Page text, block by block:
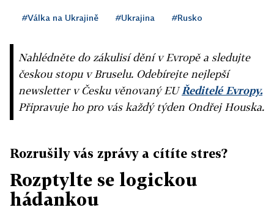
#Válka na Ukrajině #Ukrajina #Rusko
Nahlédněte do zákulisí dění v Evropě a sledujte
českou stopu v Bruselu. Odebírejte nejlepší
newsletter v Česku věnovaný EUŘeditelé Evropy.
Připravuje ho pro vás každý týden Ondřej Houska.
Rozrušily vás zprávy a cítíte stres?
Rozptylte se logickou
hádankou